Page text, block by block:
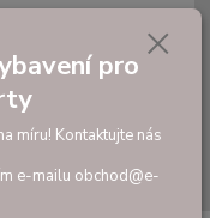
Hledat
0,00 Kč
pro
míru! Kontaktujte nás
e-mailu obchod@e-